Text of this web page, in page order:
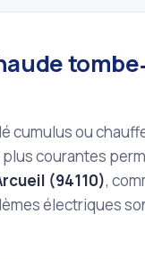
cumulus ou
courantes
(94110),
électriques